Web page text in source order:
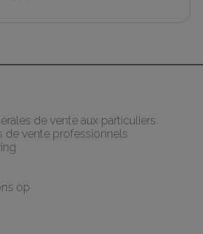
de vente aux particuliers
de vente professionnels
op